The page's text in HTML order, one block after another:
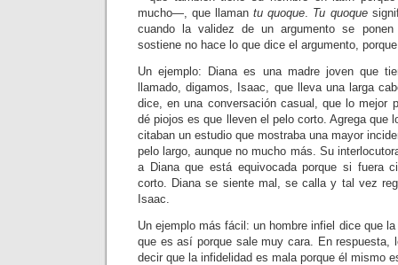
mucho—, que llamantu quoque. Tu quoque
cuando la validez de un argumento se
sostiene no hace lo que dice el argumento,
Un ejemplo: Diana es una madre joven que
llamado, digamos, Isaac, que lleva una larga
dice, en una conversación casual, que lo mejor
dé piojos es que lleven el pelo corto. Agrega que
citaban un estudio que mostraba una mayor
pelo largo, aunque no mucho más. Su
a Diana que está equivocada porque si fuera
corto. Diana se siente mal, se calla y tal vez
Isaac.
Un ejemplo más fácil: un hombre infiel dice que
que es así porque sale muy cara. En respuesta,
decir que la infidelidad es mala porque él mismo